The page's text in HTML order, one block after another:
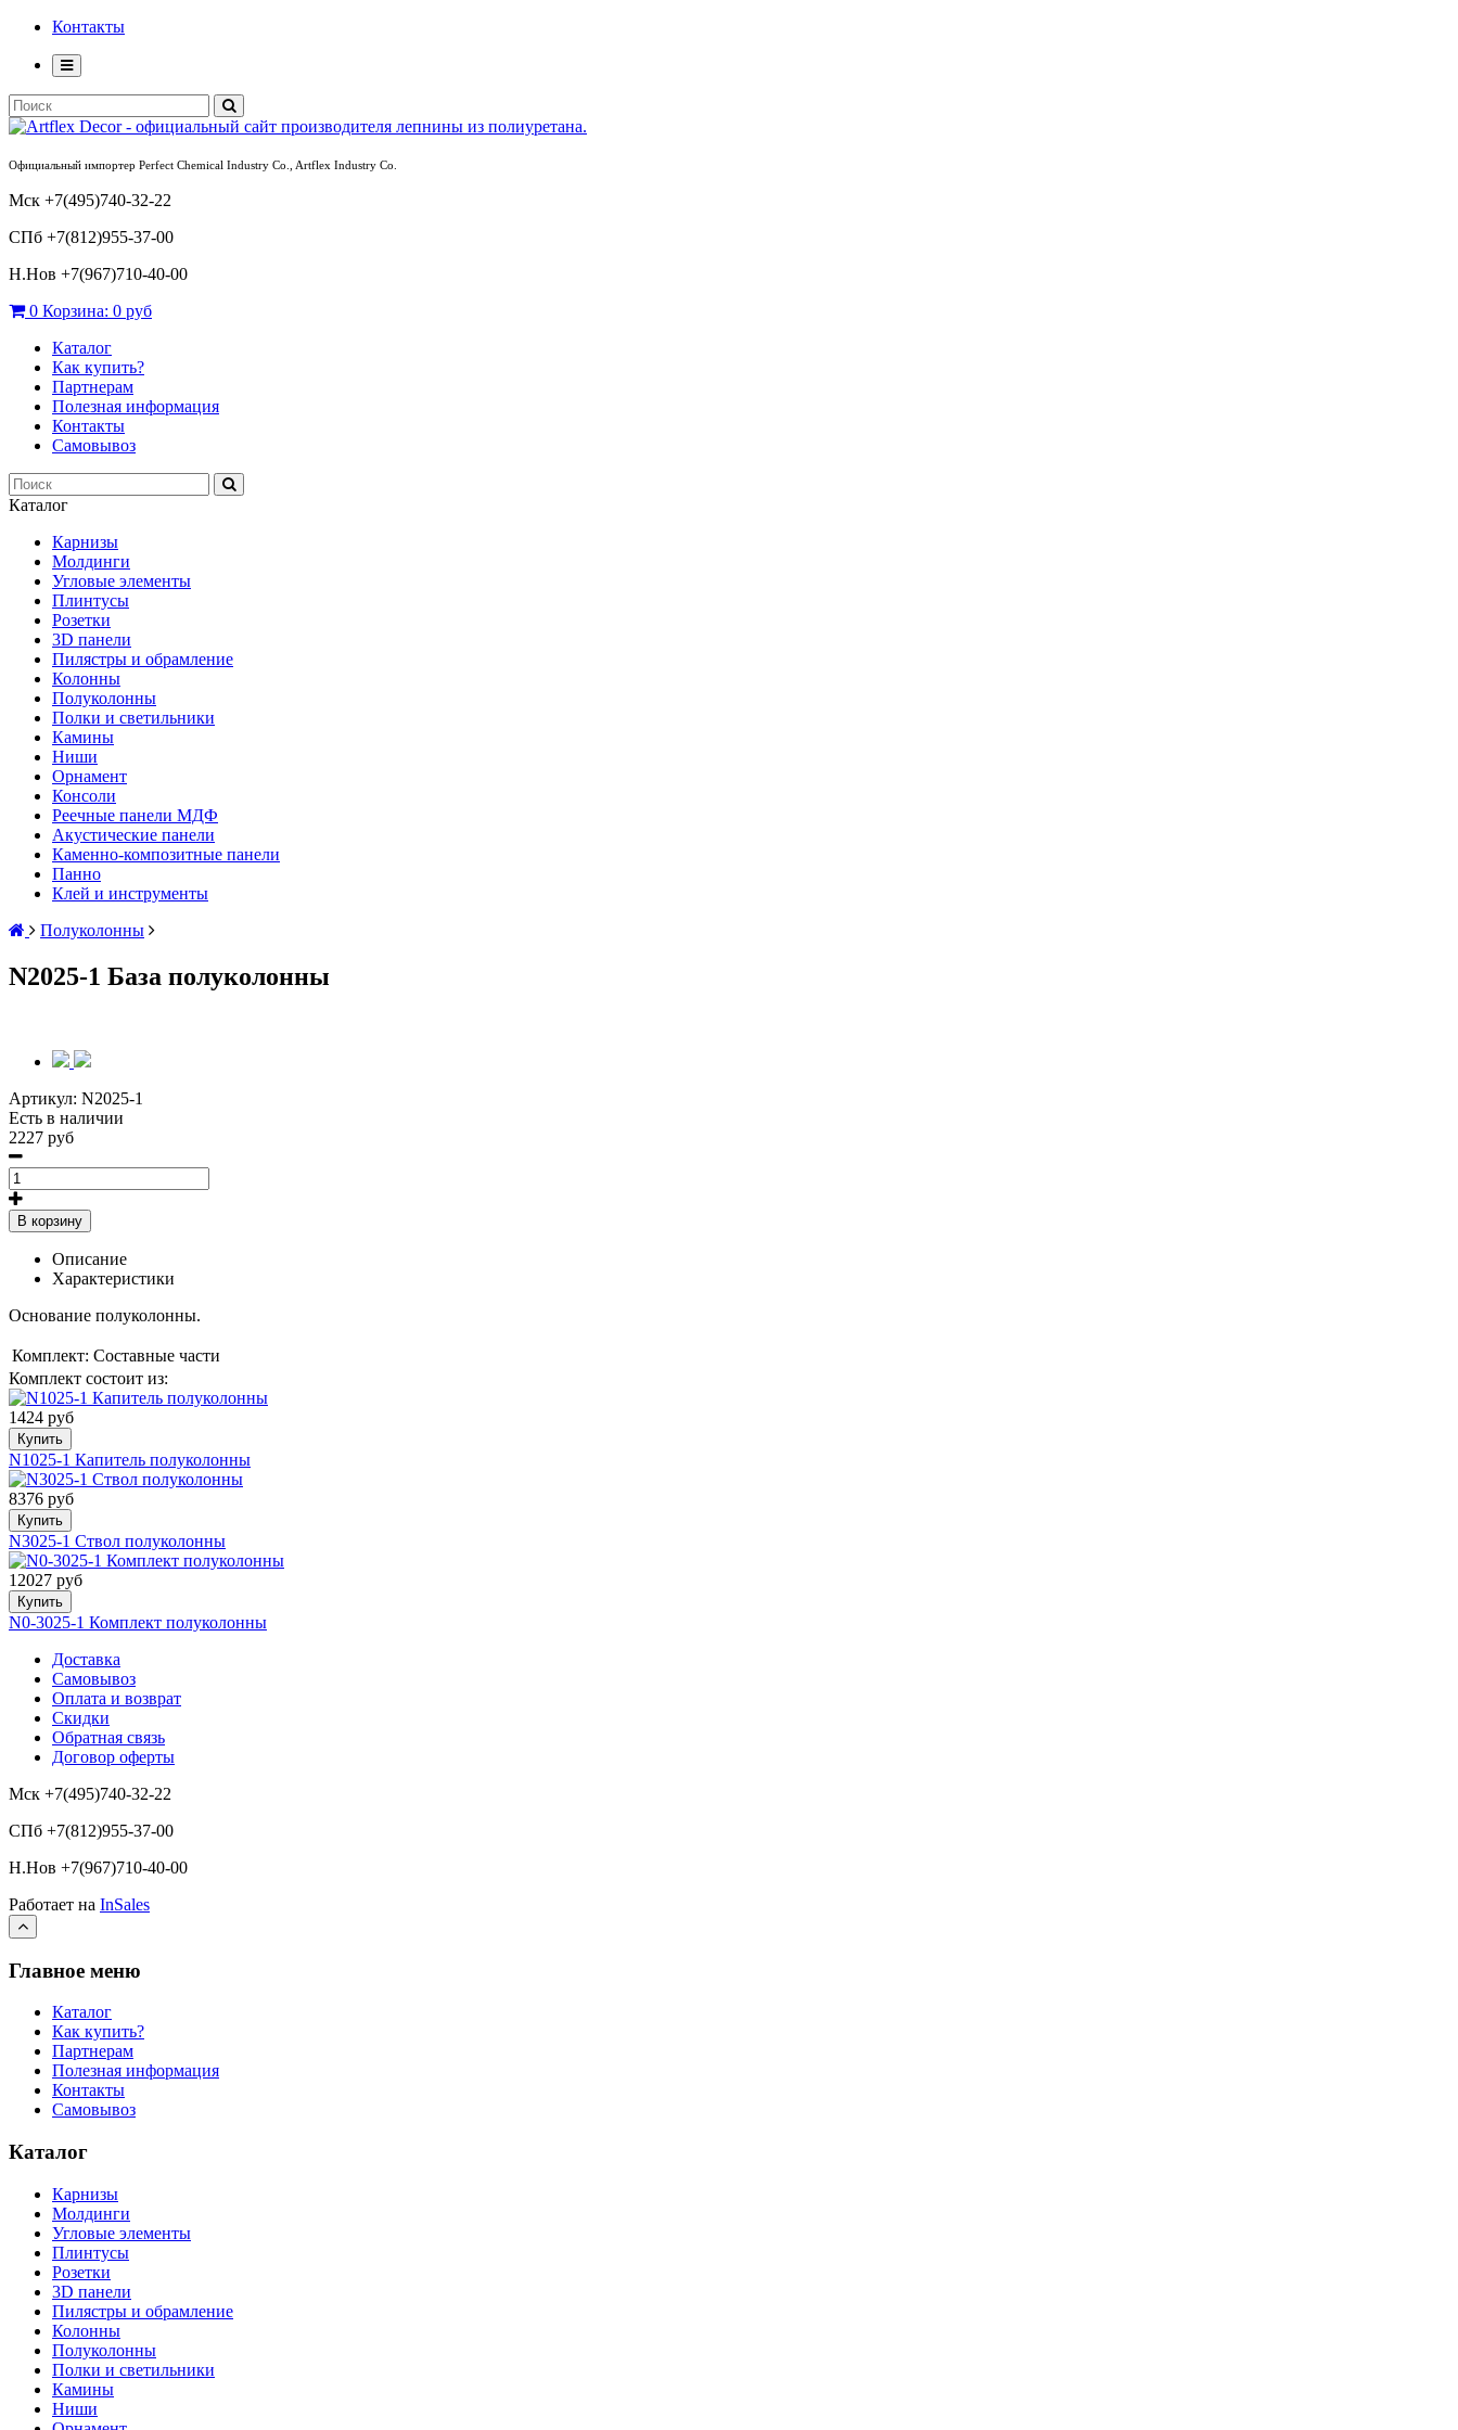
Контакты
Официальный импортер Perfect Chemical Industry Co., Artflex Industry Co.
Мск +7(495)740-32-22
СПб +7(812)955-37-00
Н.Нов +7(967)710-40-00
0 Корзина: 0 руб
Каталог
Как купить?
Партнерам
Полезная информация
Контакты
Самовывоз
Каталог
Карнизы
Молдинги
Угловые элементы
Плинтусы
Розетки
3D панели
Пилястры и обрамление
Колонны
Полуколонны
Полки и светильники
Камины
Ниши
Орнамент
Консоли
Реечные панели МДФ
Акустические панели
Каменно-композитные панели
Панно
Клей и инструменты
Полуколонны
N2025-1 База полуколонны
Артикул: N2025-1
Есть в наличии
2227 руб
В корзину
Описание
Характеристики
Основание полуколонны.
Комплект: Составные части
Комплект состоит из:
1424 руб
Купить
N1025-1 Капитель полуколонны
8376 руб
Купить
N3025-1 Ствол полуколонны
12027 руб
Купить
N0-3025-1 Комплект полуколонны
Доставка
Самовывоз
Оплата и возврат
Скидки
Обратная связь
Договор оферты
Мск +7(495)740-32-22
СПб +7(812)955-37-00
Н.Нов +7(967)710-40-00
Работает на InSales
Главное меню
Каталог
Как купить?
Партнерам
Полезная информация
Контакты
Самовывоз
Каталог
Карнизы
Молдинги
Угловые элементы
Плинтусы
Розетки
3D панели
Пилястры и обрамление
Колонны
Полуколонны
Полки и светильники
Камины
Ниши